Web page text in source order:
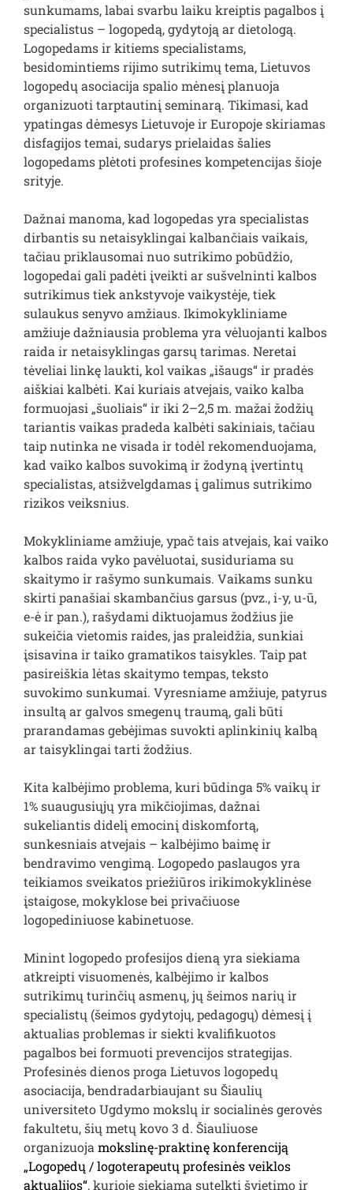
sunkumams, labai svarbu laiku kreiptis pagalbos į
specialistus – logopedą, gydytoją ar dietologą.
Logopedams ir kitiems specialistams,
besidomintiems rijimo sutrikimų tema, Lietuvos
logopedų asociacija spalio mėnesį planuoja
organizuoti tarptautinį seminarą. Tikimasi, kad
ypatingas dėmesys Lietuvoje ir Europoje skiriamas
disfagijos temai, sudarys prielaidas šalies
logopedams plėtoti profesines kompetencijas šioje
srityje.
Dažnai manoma, kad logopedas yra specialistas
dirbantis su netaisyklingai kalbančiais vaikais,
tačiau priklausomai nuo sutrikimo pobūdžio,
logopedai gali padėti įveikti ar sušvelninti kalbos
sutrikimus tiek ankstyvoje vaikystėje, tiek
sulaukus senyvo amžiaus. Ikimokykliniame
amžiuje dažniausia problema yra vėluojanti kalbos
raida ir netaisyklingas garsų tarimas. Neretai
tėveliai linkę laukti, kol vaikas „išaugs“ ir pradės
aiškiai kalbėti. Kai kuriais atvejais, vaiko kalba
formuojasi „šuoliais“ ir iki 2–2,5 m. mažai žodžių
tariantis vaikas pradeda kalbėti sakiniais, tačiau
taip nutinka ne visada ir todėl rekomenduojama,
kad vaiko kalbos suvokimą ir žodyną įvertintų
specialistas, atsižvelgdamas į galimus sutrikimo
rizikos veiksnius.
Mokykliniame amžiuje, ypač tais atvejais, kai vaiko
kalbos raida vyko pavėluotai, susiduriama su
skaitymo ir rašymo sunkumais. Vaikams sunku
skirti panašiai skambančius garsus (pvz., i-y, u-ū,
e-ė ir pan.), rašydami diktuojamus žodžius jie
sukeičia vietomis raides, jas praleidžia, sunkiai
įsisavina ir taiko gramatikos taisykles. Taip pat
pasireiškia lėtas skaitymo tempas, teksto
suvokimo sunkumai. Vyresniame amžiuje, patyrus
insultą ar galvos smegenų traumą, gali būti
prarandamas gebėjimas suvokti aplinkinių kalbą
ar taisyklingai tarti žodžius.
Kita kalbėjimo problema, kuri būdinga 5% vaikų ir
1% suaugusiųjų yra mikčiojimas, dažnai
sukeliantis didelį emocinį diskomfortą,
sunkesniais atvejais – kalbėjimo baimę ir
bendravimo vengimą. Logopedo paslaugos yra
teikiamos sveikatos priežiūros irikimokyklinėse
įstaigose, mokyklose bei privačiuose
logopediniuose kabinetuose.
Minint logopedo profesijos dieną yra siekiama
atkreipti visuomenės, kalbėjimo ir kalbos
sutrikimų turinčių asmenų, jų šeimos narių ir
specialistų (šeimos gydytojų, pedagogų) dėmesį į
aktualias problemas ir siekti kvalifikuotos
pagalbos bei formuoti prevencijos strategijas.
Profesinės dienos proga Lietuvos logopedų
asociacija, bendradarbiaujant su Šiaulių
universiteto Ugdymo mokslų ir socialinės gerovės
fakultetu, šių metų kovo 3 d. Šiauliuose
organizuoja mokslinę-praktinę konferenciją
„Logopedų / logoterapeutų profesinės veiklos
aktualijos“, kurioje siekiama sutelkti švietimo ir